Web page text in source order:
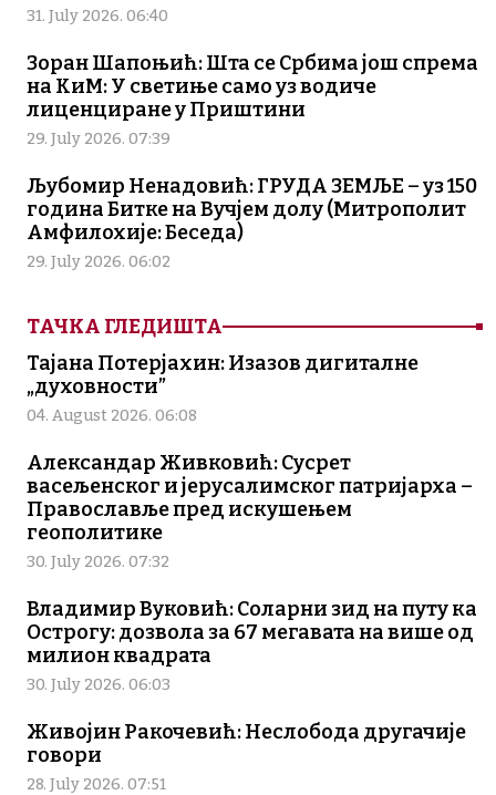
31. July 2026. 06:40
Зоран Шапоњић: Шта се Србима још спрема
на КиМ: У светиње само уз водиче
лиценциране у Приштини
29. July 2026. 07:39
Љубомир Ненадовић: ГРУДА ЗЕМЉЕ – уз 150
година Битке на Вучјем долу (Митрополит
Амфилохије: Беседа)
29. July 2026. 06:02
ТАЧКА ГЛЕДИШТА
Тајана Потерјахин: Изазов дигиталне
„духовности”
04. August 2026. 06:08
Александар Живковић: Сусрет
васељенског и јерусалимског патријарха –
Православље пред искушењем
геополитике
30. July 2026. 07:32
Владимир Вуковић: Соларни зид на путу ка
Острогу: дозвола за 67 мегавата на више од
милион квадрата
30. July 2026. 06:03
Живојин Ракочевић: Неслобода другачије
говори
28. July 2026. 07:51